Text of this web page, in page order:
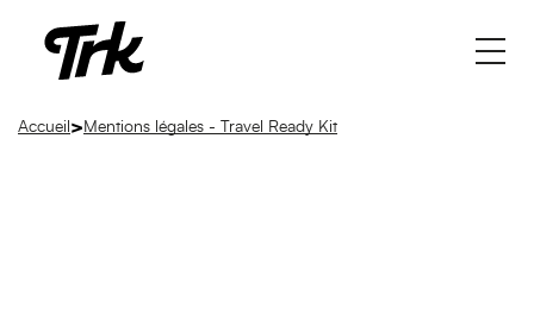
Accueil > Mentions légales - Travel Ready Kit